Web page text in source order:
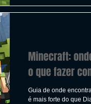
Minecraft:
o que fazer
Guia de onde
é mais forte do que